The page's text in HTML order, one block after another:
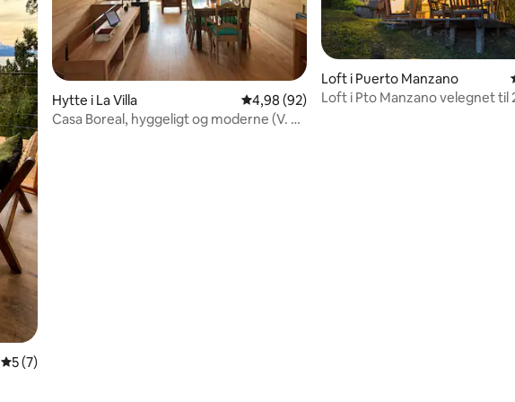
5 ud af 5 i gennemsnitlig bedømmelse, 7 omtaler
5 (7)
Hytte i La Villa 4,98 ud af 5 i gennemsnitlig bedømmelse,
4,98 (92)
Casa Boreal, hyggeligt og moderne (V. La
Loft i Puerto Manzano
Loft i Pto Manzano velegnet til